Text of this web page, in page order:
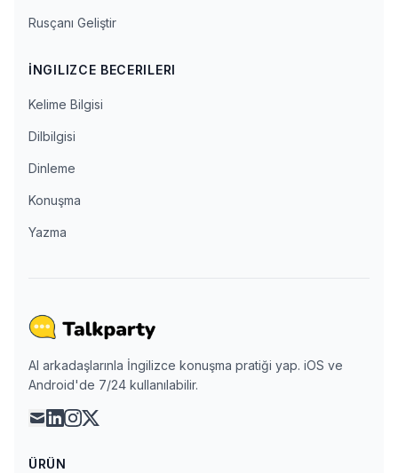
Rusçanı Geliştir
İNGILIZCE BECERILERI
Kelime Bilgisi
Dilbilgisi
Dinleme
Konuşma
Yazma
AI arkadaşlarınla İngilizce konuşma pratiği yap. iOS ve
Android'de 7/24 kullanılabilir.
maillinkedin
instagram
x
ÜRÜN